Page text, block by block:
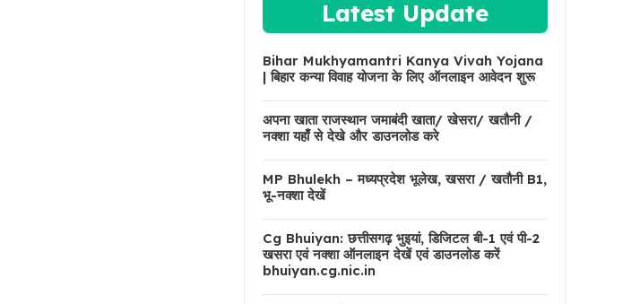
Latest Update
Bihar Mukhyamantri Kanya Vivah Yojana
| बिहार कन्या विवाह योजना के लिए ऑनलाइन आवेदन शुरू
अपना खाता राजस्थान जमाबंदी खाता/ खेसरा/ खतौनी /
नक्शा यहाँ से देखे और डाउनलोड करे
MP Bhulekh – मध्यप्रदेश भूलेख, खसरा / खतौनी B1,
भू-नक्शा देखें
Cg Bhuiyan: छत्तीसगढ़ भुइयां, डिजिटल बी-1 एवं पी-2
खसरा एवं नक्शा ऑनलाइन देखें एवं डाउनलोड करें
bhuiyan.cg.nic.in